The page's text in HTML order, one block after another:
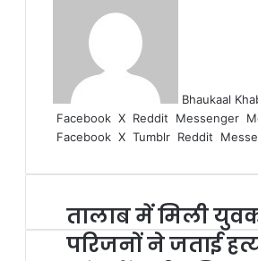
Bhaukaal
Facebook X Reddit Messenger
Facebook X Tumblr Reddit
तालाब में मिली
परिजनों ने जताई